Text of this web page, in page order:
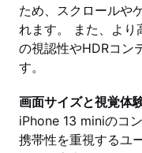
ため、スクロールや
れます。 また、より
の視認性やHDRコン
す。
画面サイズと視覚体
iPhone 13 miniのコ
携帯性を重視するユ